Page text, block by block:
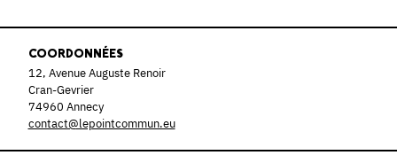
COORDONNÉES
12, Avenue Auguste Renoir
Cran-Gevrier
74960 Annecy
contact@lepointcommun.eu